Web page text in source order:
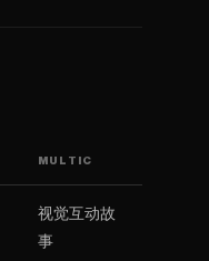
MULTIC
视觉互动故
事